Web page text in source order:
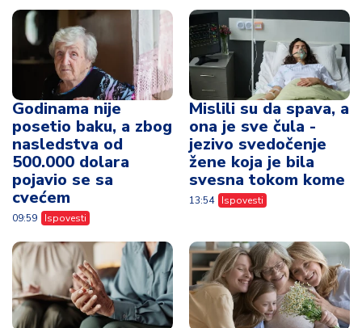
Godinama nije
posetio baku, a zbog
nasledstva od
500.000 dolara
pojavio se sa
cvećem
09:59 Ispovesti
Mislili su da spava, a
ona je sve čula -
jezivo svedočenje
žene koja je bila
svesna tokom kome
13:54 Ispovesti